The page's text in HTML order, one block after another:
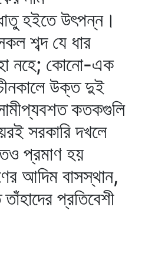
হইতে উৎপন্ন।
শব্দ যে ধার
নহে; কোনো-এক
উক্ত দুই
কতকগুলি
সরকারি দখলে
প্রমাণ হয়
আদিম বাসস্থান,
প্রতিবেশী